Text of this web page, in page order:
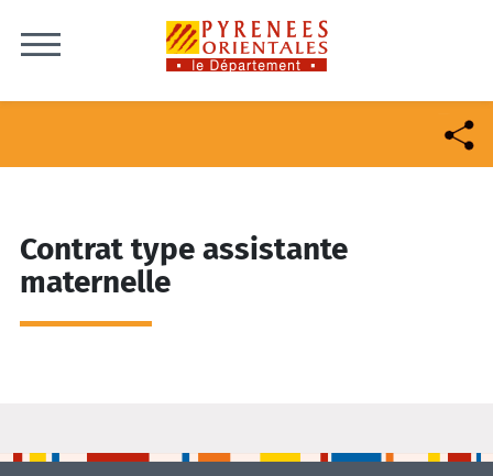
Contrat type assistante
maternelle